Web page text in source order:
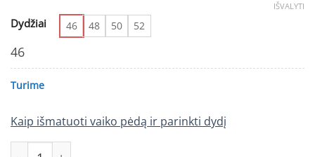
Dydžiai 46 48 50 52
IŠVALYTI
46
Turime
Kaip išmatuoti vaiko pėdą ir parinkti dydį
produkto kiekis: REIMA Kuuru kepurė vaikams